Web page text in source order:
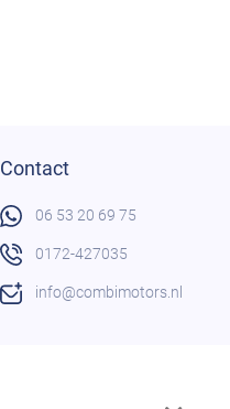
Contact
06 53 20 69 75
0172-427035
info@combimotors.nl